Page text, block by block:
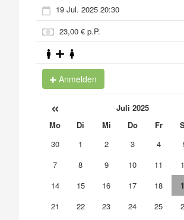
19 Jul. 2025 20:30
23,00 € p.P.
Anmelden
« Juli 2025
Mo Di Mi Do Fr
30
1 2 3 4
7
8 9 10 11
14
15 16 17 18
21
22 23 24 25